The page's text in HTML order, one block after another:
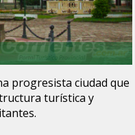
progresista ciudad que
turística y